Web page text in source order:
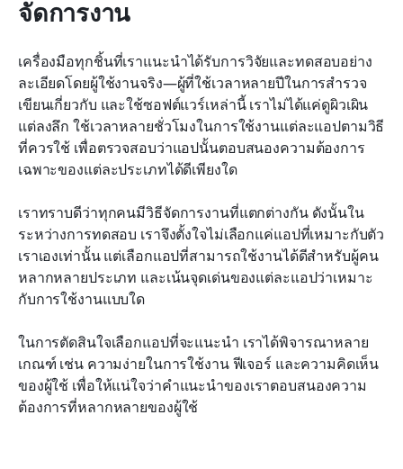
จัดการงาน
เครื่องมือทุกชิ้นที่เราแนะนำได้รับการวิจัยและทดสอบอย่าง
ละเอียดโดยผู้ใช้งานจริง—ผู้ที่ใช้เวลาหลายปีในการสำรวจ
เขียนเกี่ยวกับ และใช้ซอฟต์แวร์เหล่านี้ เราไม่ได้แค่ดูผิวเผิน
แต่ลงลึก ใช้เวลาหลายชั่วโมงในการใช้งานแต่ละแอปตามวิธี
ที่ควรใช้ เพื่อตรวจสอบว่าแอปนั้นตอบสนองความต้องการ
เฉพาะของแต่ละประเภทได้ดีเพียงใด
เราทราบดีว่าทุกคนมีวิธีจัดการงานที่แตกต่างกัน ดังนั้นใน
ระหว่างการทดสอบ เราจึงตั้งใจไม่เลือกแค่แอปที่เหมาะกับตัว
เราเองเท่านั้น แต่เลือกแอปที่สามารถใช้งานได้ดีสำหรับผู้คน
หลากหลายประเภท และเน้นจุดเด่นของแต่ละแอปว่าเหมาะ
กับการใช้งานแบบใด
ในการตัดสินใจเลือกแอปที่จะแนะนำ เราได้พิจารณาหลาย
เกณฑ์ เช่น ความง่ายในการใช้งาน ฟีเจอร์ และความคิดเห็น
ของผู้ใช้ เพื่อให้แน่ใจว่าคำแนะนำของเราตอบสนองความ
ต้องการที่หลากหลายของผู้ใช้